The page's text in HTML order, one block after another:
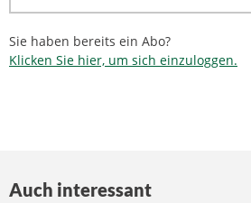
Sie haben bereits ein Abo?
Klicken Sie hier, um sich einzuloggen.
Auch interessant